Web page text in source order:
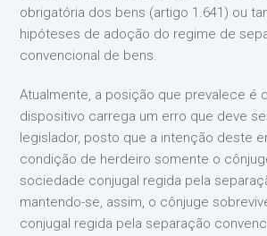
obrigatória dos bens (artigo 1.641) ou
hipóteses de adoção do regime de
convencional de bens.
Atualmente, a posição que prevalece é
dispositivo carrega um erro que deve
legislador, posto que a intenção deste
condição de herdeiro somente o
sociedade conjugal regida pela
mantendo-se, assim, o cônjuge
conjugal regida pela separação